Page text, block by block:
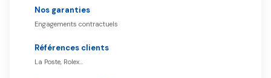
Nos garanties
Engagements contractuels
Références clients
La Poste, Rolex…